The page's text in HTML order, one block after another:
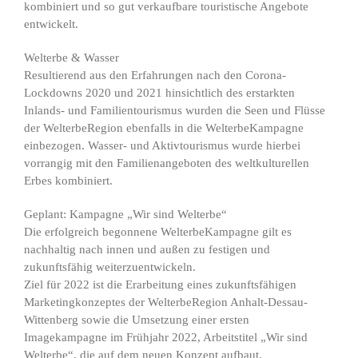
kombiniert und so gut verkaufbare touristische Angebote
entwickelt.
Welterbe & Wasser
Resultierend aus den Erfahrungen nach den Corona-
Lockdowns 2020 und 2021 hinsichtlich des erstarkten
Inlands- und Familientourismus wurden die Seen und Flüsse
der WelterbeRegion ebenfalls in die WelterbeKampagne
einbezogen. Wasser- und Aktivtourismus wurde hierbei
vorrangig mit den Familienangeboten des weltkulturellen
Erbes kombiniert.
Geplant: Kampagne „Wir sind Welterbe“
Die erfolgreich begonnene WelterbeKampagne gilt es
nachhaltig nach innen und außen zu festigen und
zukunftsfähig weiterzuentwickeln.
Ziel für 2022 ist die Erarbeitung eines zukunftsfähigen
Marketingkonzeptes der WelterbeRegion Anhalt-Dessau-
Wittenberg sowie die Umsetzung einer ersten
Imagekampagne im Frühjahr 2022, Arbeitstitel „Wir sind
Welterbe“, die auf dem neuen Konzept aufbaut.